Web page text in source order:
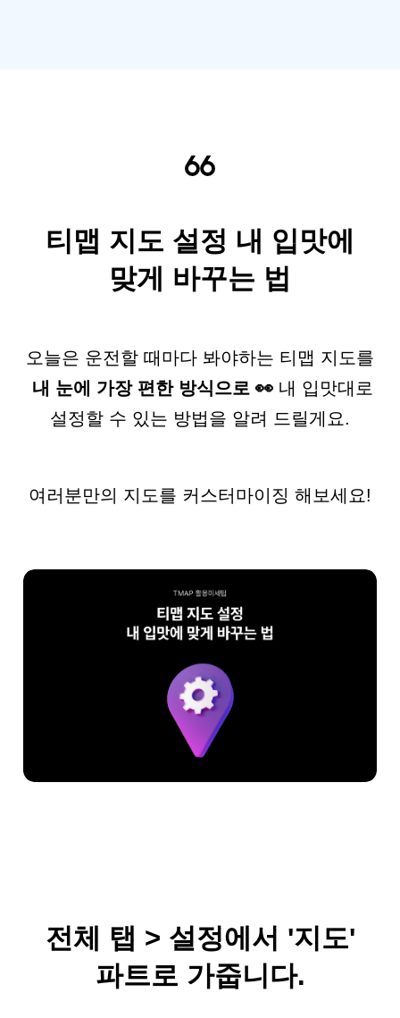
티맵 지도 설정 내 입맛에
맞게 바꾸는 법
오늘은 운전할 때마다 봐야하는 티맵 지도를
내 눈에 가장 편한 방식으로 👀 내 입맛대로
설정할 수 있는 방법을 알려 드릴게요.
여러분만의 지도를 커스터마이징 해보세요!
전체 탭 > 설정에서 '지도'
파트로 가줍니다.